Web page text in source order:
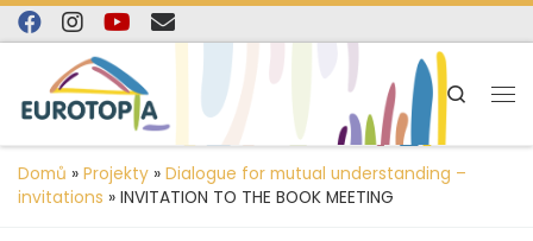
content
Skip to content
Search
Domů » Projekty » Dialogue for mutual understanding –
invitations » INVITATION TO THE BOOK MEETING